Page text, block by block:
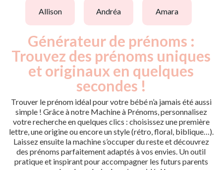
allison andréa amara
Générateur de prénoms :
Trouvez des prénoms uniques
et originaux en quelques
secondes !
Trouver le prénom idéal pour votre bébé n’a jamais été aussi
simple ! Grâce à notre Machine à Prénoms, personnalisez
votre recherche en quelques clics : choisissez une première
lettre, une origine ou encore un style (rétro, floral, biblique…).
Laissez ensuite la machine s’occuper du reste et découvrez
des prénoms parfaitement adaptés à vos envies. Un outil
pratique et inspirant pour accompagner les futurs parents